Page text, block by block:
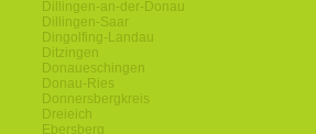
Dillingen-an-der-Donau
Dillingen-Saar
Dingolfing-Landau
Ditzingen
Donaueschingen
Donau-Ries
Donnersbergkreis
Dreieich
Ebersberg